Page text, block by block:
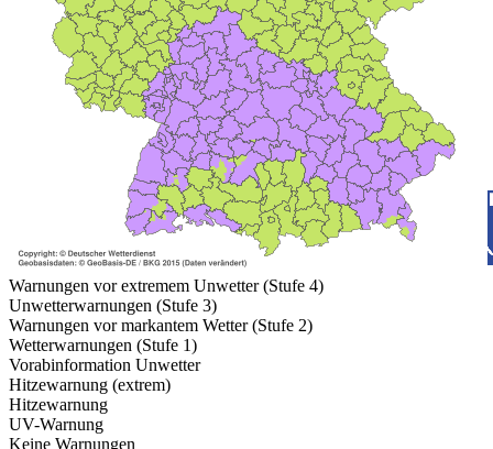
Warnungen vor extremem Unwetter (Stufe 4)
Unwetterwarnungen (Stufe 3)
Warnungen vor markantem Wetter (Stufe 2)
Wetterwarnungen (Stufe 1)
Vorabinformation Unwetter
Hitzewarnung (extrem)
Hitzewarnung
UV-Warnung
Keine Warnungen